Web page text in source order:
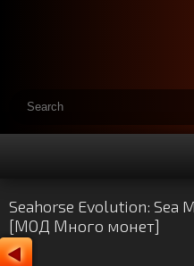
Seahorse Evolution: Sea
[МОД Много монет]